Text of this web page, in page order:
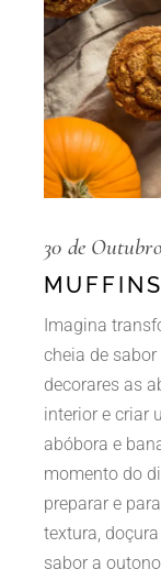
30 de
Imagina
cheia de
decorares as
interior e criar
abóbora e
momento do
preparar e
textura,
sabor a outono.